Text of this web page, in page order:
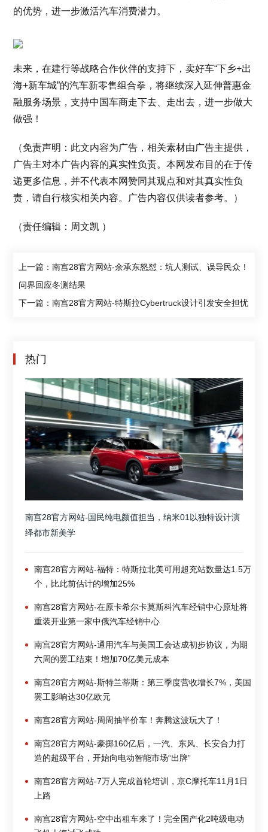
的优势，进一步激活汽车消费潜力。
未来，在建行等战略合作伙伴的支持下，卖好车“下乡+出
海+新车城”的汽车新零售组合拳，将继续深入延伸普惠金
融服务场景，支持中国车商走下去、走出去，进一步做大
做强！
（免责声明：此文内容为广告，相关素材由广告主提供，
广告主对本广告内容的真实性负责。本网发布目的在于传
递更多信息，并不代表本网赞同其观点和对其真实性负
责，请自行核实相关内容。广告内容仅供读者参考。）
（责任编辑：周文凯 ）
上一篇：南宫28官方网站-余承东怒怼：坑人测试、误导民众！
问界回应冬测结果
下一篇：南宫28官方网站-特斯拉Cybertruck设计引发安全担忧
热门
南宫28官方网站-国民纯电颜值担当，纳米01以独特设计演
绎都市新美学
南宫28官方网站-福特：特斯拉北美可用超充站数量达1.5万
个，比此前估计的增加25%
南宫28官方网站-在原卡希尔卡莫斯科汽车经销中心原址将
重装开业第一家中俄汽车经销中心
南宫28官方网站-通用汽车与美国工会达成初步协议，为期
六周的罢工结束！增加70亿美元成本
南宫28官方网站-斯特兰蒂斯：第三季度营收增长7%，美国
罢工影响达30亿欧元
南宫28官方网站-周周抽半价车！奔腾这波玩大了！
南宫28官方网站-豪掷160亿后，一汽、东风、长安合力打
造的超级平台，开始向电动智能市场“出牌”
南宫28官方网站-7万人完成首轮培训，京C摩托车11月1日
上路
南宫28官方网站-空中出租车来了！完全国产化2吨级电动